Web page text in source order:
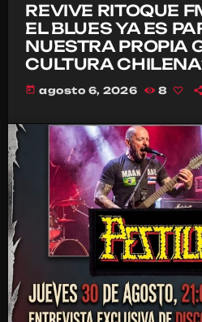
REVIVE RITOQUE
EL BLUES YA ES
NUESTRA PROPIA
CULTURA
today agosto 6, 2026 8